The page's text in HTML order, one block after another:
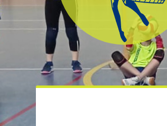
3ª Divisione
femminile
Beach Volley
Brenta
Kamp
Dalla società